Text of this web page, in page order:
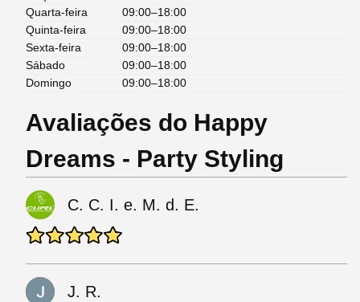
Quarta-feira
09:00–18:00
Quinta-feira
09:00–18:00
Sexta-feira
09:00–18:00
Sábado
09:00–18:00
Domingo
09:00–18:00
Avaliações do Happy
Dreams - Party Styling
C. C. I. e. M. d. E.
J. R.